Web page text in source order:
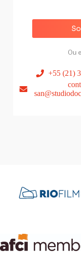
Ou
+55 (21)